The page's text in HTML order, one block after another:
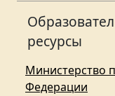
ресурсы
Министерство
Федерации